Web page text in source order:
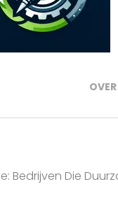
Bedrijven Die